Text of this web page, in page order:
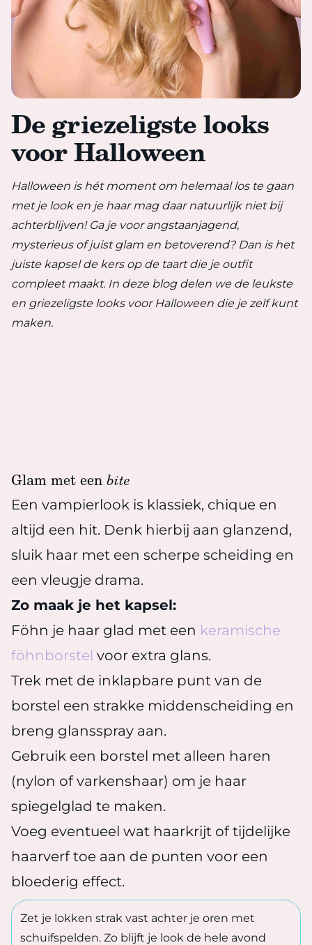
De griezeligste looks
voor Halloween
Halloween is hét moment om helemaal los te gaan
met je look en je haar mag daar natuurlijk niet bij
achterblijven! Ga je voor angstaanjagend,
mysterieus of juist glam en betoverend? Dan is het
juiste kapsel de kers op de taart die je outfit
compleet maakt. In deze blog delen we de leukste
en griezeligste looks voor Halloween die je zelf kunt
maken.
Glam met een bite
Een vampierlook is klassiek, chique en
altijd een hit. Denk hierbij aan glanzend,
sluik haar met een scherpe scheiding en
een vleugje drama.
Zo maak je het kapsel:
Föhn je haar glad met een keramische
föhnborstel voor extra glans.
Trek met de inklapbare punt van de
borstel een strakke middenscheiding en
breng glansspray aan.
Gebruik een borstel met alleen haren
(nylon of varkenshaar) om je haar
spiegelglad te maken.
Voeg eventueel wat haarkrijt of tijdelijke
haarverf toe aan de punten voor een
bloederig effect.
Zet je lokken strak vast achter je oren met
schuifspelden. Zo blijft je look de hele avond